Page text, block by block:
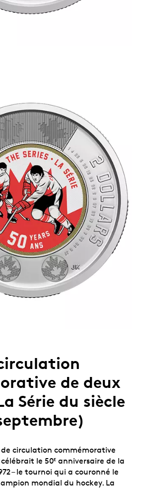
de deux
Série du siècle
circulation commémorative
le 50E anniversaire de la
– le tournoi qui a couronné le
mondial du hockey. La